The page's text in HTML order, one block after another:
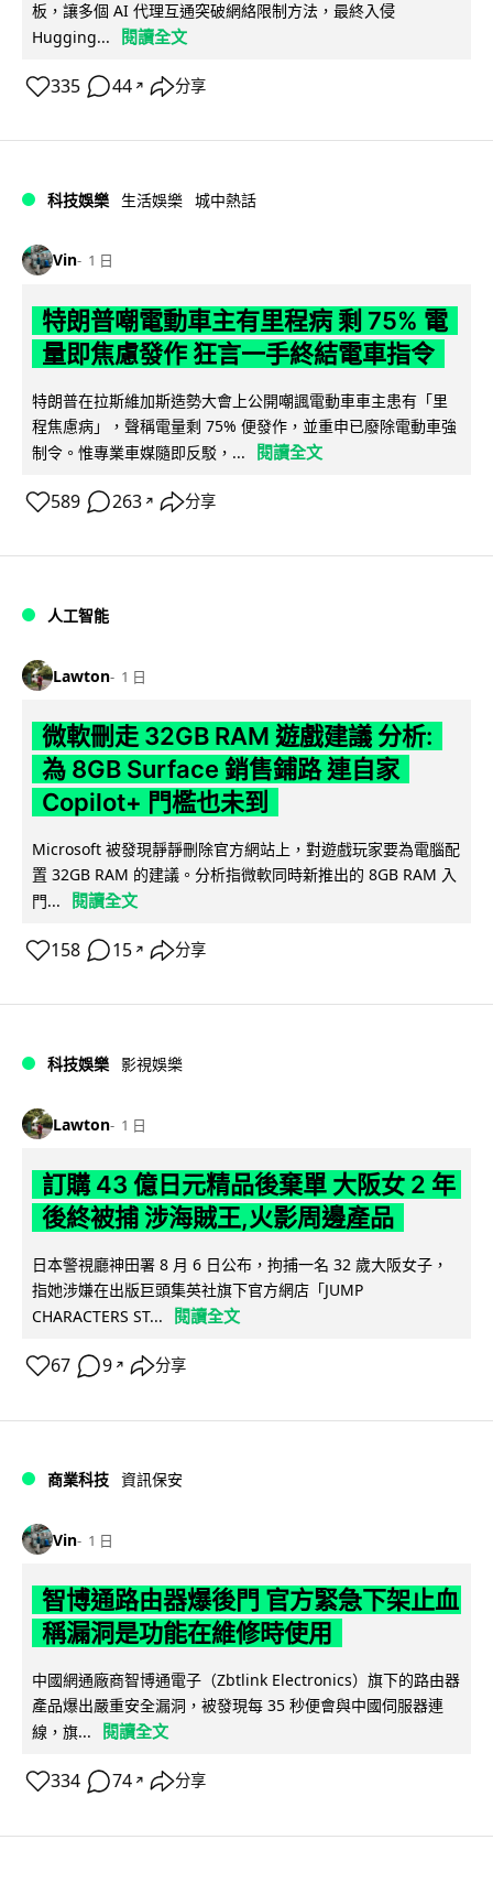
板，讓多個 AI 代理互通突破網絡限制方法，最終入侵
Hugging...
閱讀全文
335 44 ↗ 分享
科技娛樂 生活娛樂 城中熱話
Vin 1 日
特朗普嘲電動車主有里程病 剩 75% 電
量即焦慮發作 狂言一手終結電車指令
特朗普在拉斯維加斯造勢大會上公開嘲諷電動車車主患有「里
程焦慮病」，聲稱電量剩 75% 便發作，並重申已廢除電動車強
制令。惟專業車媒隨即反駁，...
閱讀全文
589 263 ↗ 分享
人工智能
Lawton 1 日
微軟刪走 32GB RAM 遊戲建議 分析:
為 8GB Surface 銷售鋪路 連自家
Copilot+ 門檻也未到
Microsoft 被發現靜靜刪除官方網站上，對遊戲玩家要為電腦配
置 32GB RAM 的建議。分析指微軟同時新推出的 8GB RAM 入
門...
閱讀全文
158 15 ↗ 分享
科技娛樂 影視娛樂
Lawton 1 日
訂購 43 億日元精品後棄單 大阪女 2 年
後終被捕 涉海賊王,火影周邊產品
日本警視廳神田署 8 月 6 日公布，拘捕一名 32 歲大阪女子，
指她涉嫌在出版巨頭集英社旗下官方網店「JUMP
CHARACTERS ST...
閱讀全文
67 9 ↗ 分享
商業科技 資訊保安
Vin 1 日
智博通路由器爆後門 官方緊急下架止血
稱漏洞是功能在維修時使用
中國網通廠商智博通電子（Zbtlink Electronics）旗下的路由器
產品爆出嚴重安全漏洞，被發現每 35 秒便會與中國伺服器連
線，旗...
閱讀全文
334 74 ↗ 分享